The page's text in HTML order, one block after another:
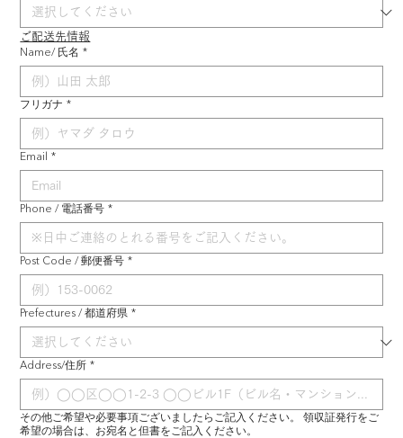
ご配送先情報
Name/ 氏名 *
フリガナ *
Email *
Phone / 電話番号 *
Post Code / 郵便番号 *
Prefectures / 都道府県 *
Address/住所 *
その他ご希望や必要事項ございましたらご記入ください。 領収証発行をご
希望の場合は、お宛名と但書をご記入ください。